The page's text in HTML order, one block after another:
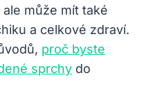
může mít také
a celkové zdraví.
proč byste
sprchy do